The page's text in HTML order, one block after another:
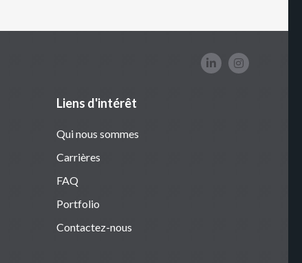
Liens d'intérêt
Qui nous sommes
Carrières
FAQ
Portfolio
Contactez-nous